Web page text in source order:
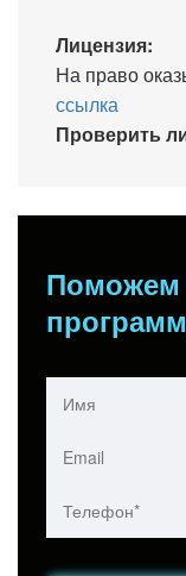
Лицензия:
На право
ссылка
Проверить
Поможем